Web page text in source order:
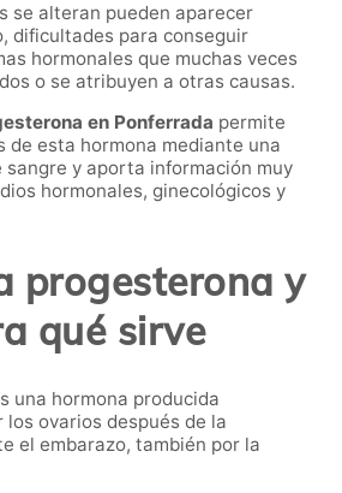
se alteran pueden aparecer
dificultades para conseguir
hormonales que muchas veces
o se atribuyen a otras causas.
en Ponferrada permite
de esta hormona mediante una
sangre y aporta información muy
hormonales, ginecológicos y
progesterona y
qué sirve
una hormona producida
ovarios después de la
el embarazo, también por la